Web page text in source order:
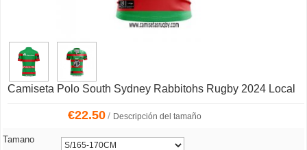
Camiseta Polo South Sydney Rabbitohs Rugby 2024 Local
€22.50/ Descripción del tamaño
Tamano